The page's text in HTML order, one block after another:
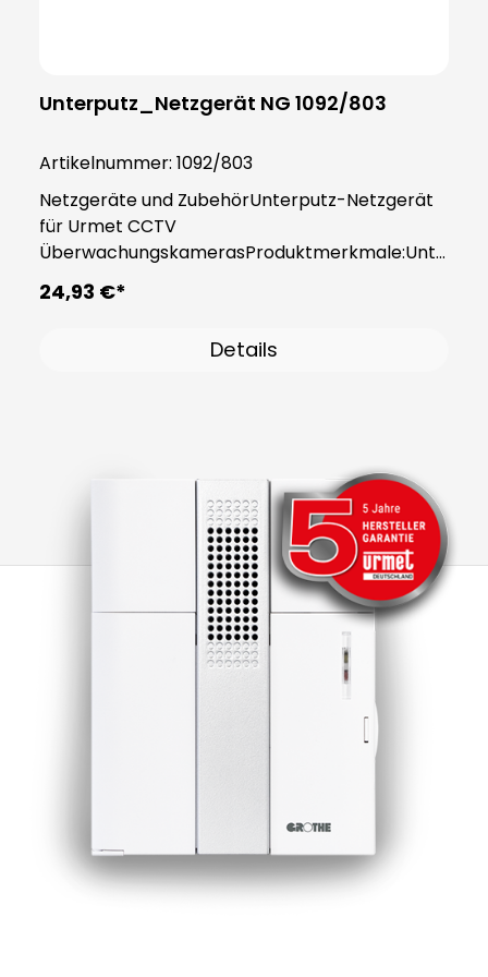
Unterputz_Netzgerät NG 1092/803
Artikelnummer: 1092/803
Netzgeräte und ZubehörUnterputz-Netzgerät
für Urmet CCTV
ÜberwachungskamerasProduktmerkmale:Unte
rputz-Netzgerät für UP- und Hohlwand-Dosen
Für alle 12V (DC) Kameras Flache
Ausgang: 12 V (DC), max. 1A Eingang: 100 – 240 V
24,93 €*
Details